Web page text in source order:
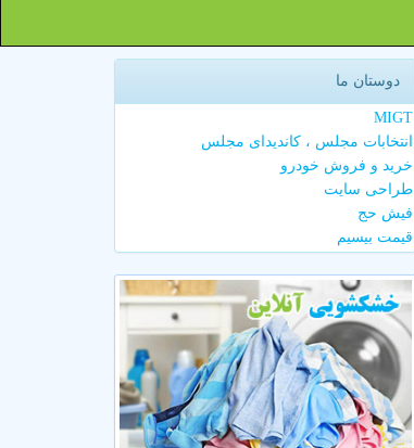
دوستان ما
MIGT
انتخابات مجلس ، کاندیدای مجلس
خرید و فروش خودرو
طراحی سایت
فیش حج
قیمت بیسیم